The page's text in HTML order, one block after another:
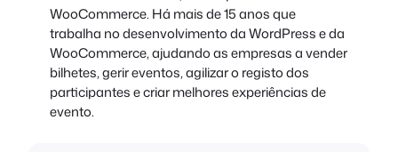
WooCommerce. Há mais de 15 anos que
trabalha no desenvolvimento da WordPress e da
WooCommerce, ajudando as empresas a vender
bilhetes, gerir eventos, agilizar o registo dos
participantes e criar melhores experiências de
evento.